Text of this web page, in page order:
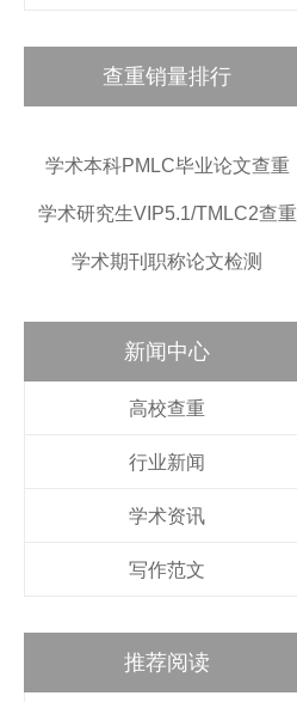
查重销量排行
学术本科PMLC毕业论文查重
学术研究生VIP5.1/TMLC2查重
学术期刊职称论文检测
新闻中心
高校查重
行业新闻
学术资讯
写作范文
推荐阅读